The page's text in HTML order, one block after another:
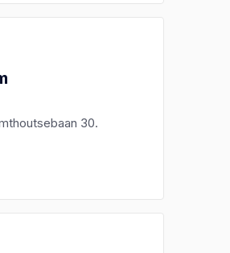
30.